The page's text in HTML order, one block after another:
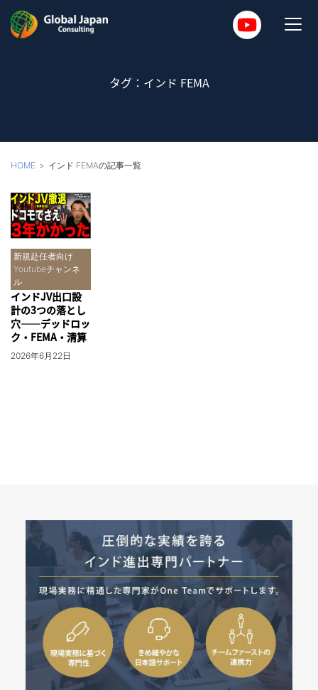
タグ：インド FEMA
HOME インド FEMAの記事一覧
新規赴任者向け
Youtubeチャンネ
ル
インドJV出口設
計の3つの落とし
穴——デッドロッ
ク・FEMA・清算
2026年6月22日